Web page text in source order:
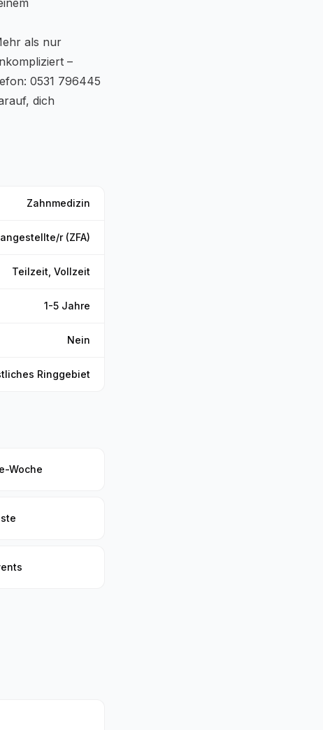
Mehr als nur
–
0531 796445
dich
Zahnmedizin
r (ZFA)
Teilzeit, Vollzeit
1-5 Jahre
Nein
Ringgebiet
Woche